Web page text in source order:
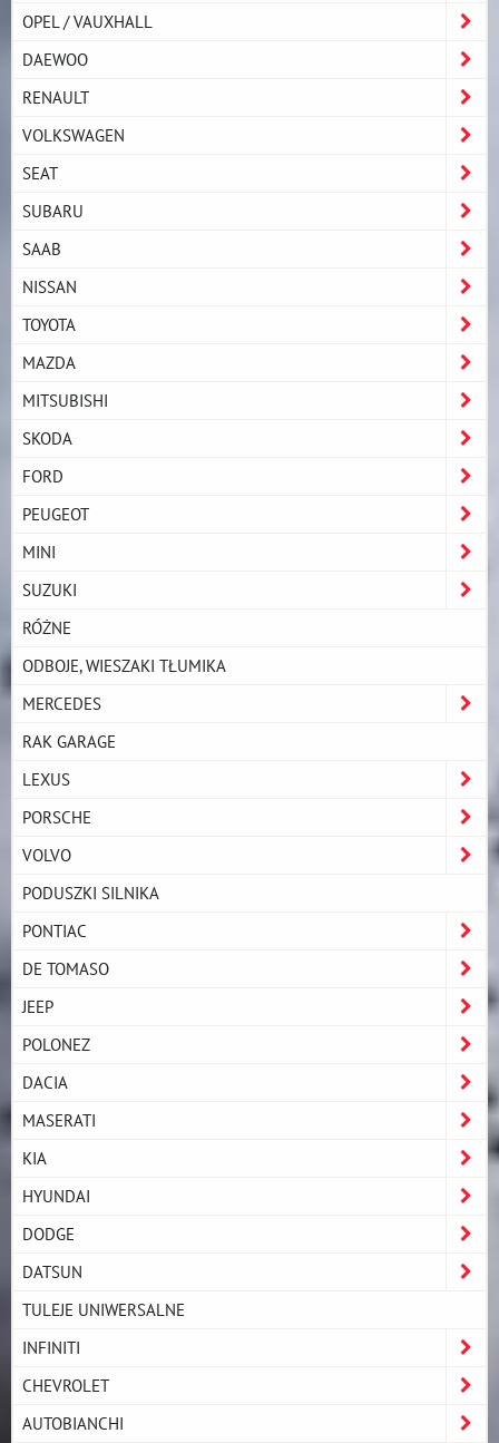
OPEL / VAUXHALL
DAEWOO
RENAULT
VOLKSWAGEN
SEAT
SUBARU
SAAB
NISSAN
TOYOTA
MAZDA
MITSUBISHI
SKODA
FORD
PEUGEOT
MINI
SUZUKI
RÓŻNE
ODBOJE, WIESZAKI TŁUMIKA
MERCEDES
RAK GARAGE
LEXUS
PORSCHE
VOLVO
PODUSZKI SILNIKA
PONTIAC
DE TOMASO
JEEP
POLONEZ
DACIA
MASERATI
KIA
HYUNDAI
DODGE
DATSUN
TULEJE UNIWERSALNE
INFINITI
CHEVROLET
AUTOBIANCHI